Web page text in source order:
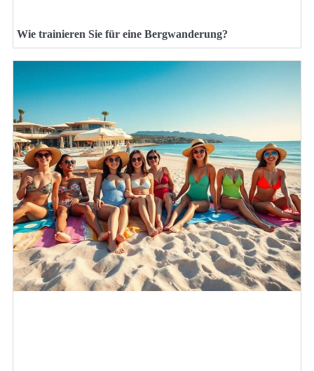
Wie trainieren Sie für eine Bergwanderung?